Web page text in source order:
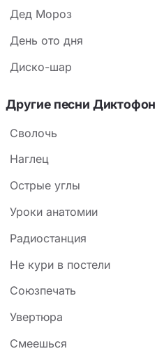
Дед Мороз
День ото дня
Диско-шар
Другие песни Диктофон
Сволочь
Наглец
Острые углы
Уроки анатомии
Радиостанция
Не кури в постели
Союзпечать
Увертюра
Смеешься